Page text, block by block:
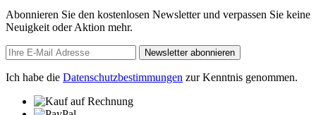
Abonnieren Sie den kostenlosen Newsletter und verpassen Sie keine
Neuigkeit oder Aktion mehr.
Newsletter abonnieren
Ich habe die Datenschutzbestimmungen zur Kenntnis genommen.